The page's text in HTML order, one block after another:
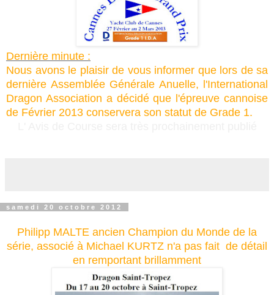
Dernière minute :
Nous avons le plaisir de vous informer que lors de sa
dernière Assemblée Générale Anuelle, l'International
Dragon Association a décidé que l'épreuve cannoise
de Février 2013 conservera son statut de Grade 1.
samedi 20 octobre 2012
Philipp MALTE ancien Champion du Monde de la
série, associé à Michael KURTZ n'a pas fait de détail
en remportant brillamment